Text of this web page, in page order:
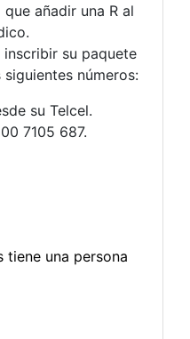
añadir una R al
su paquete
números:
su Telcel.
7105 687.